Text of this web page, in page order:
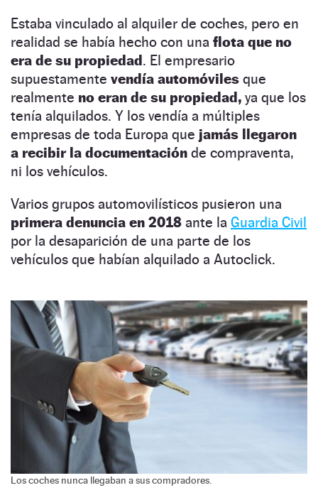
Estaba vinculado al alquiler de coches, pero en
realidad se había hecho con una flota que no
era de su propiedad. El empresario
supuestamente vendía automóviles que
realmente no eran de su propiedad, ya que los
tenía alquilados. Y los vendía a múltiples
empresas de toda Europa que jamás llegaron
a recibir la documentación de compraventa,
ni los vehículos.
Varios grupos automovilísticos pusieron una
primera denuncia en 2018 ante la Guardia Civil
por la desaparición de una parte de los
vehículos que habían alquilado a Autoclick.
Los coches nunca llegaban a sus compradores.